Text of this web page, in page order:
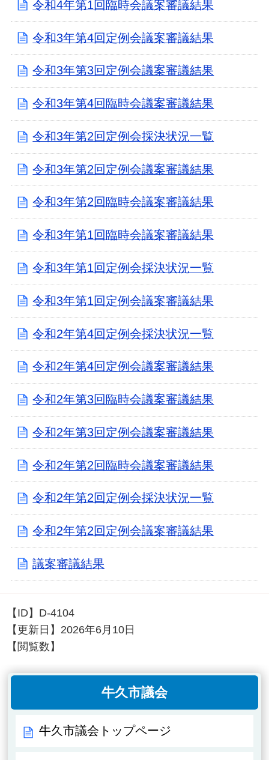
令和4年第1回臨時会議案審議結果
令和3年第4回定例会議案審議結果
令和3年第3回定例会議案審議結果
令和3年第4回臨時会議案審議結果
令和3年第2回定例会採決状況一覧
令和3年第2回定例会議案審議結果
令和3年第2回臨時会議案審議結果
令和3年第1回臨時会議案審議結果
令和3年第1回定例会採決状況一覧
令和3年第1回定例会議案審議結果
令和2年第4回定例会採決状況一覧
令和2年第4回定例会議案審議結果
令和2年第3回臨時会議案審議結果
令和2年第3回定例会議案審議結果
令和2年第2回臨時会議案審議結果
令和2年第2回定例会採決状況一覧
令和2年第2回定例会議案審議結果
議案審議結果
【ID】 D-4104
【更新日】 2026年6月10日
【閲覧数】
牛久市議会
牛久市議会トップページ